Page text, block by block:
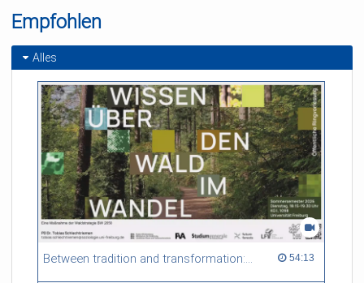
Empfohlen
Alles
Between tradition and transformation: how owners, advisers and institutions co-create knowledge for resilient forests in Europe 54:13
54:13 duration